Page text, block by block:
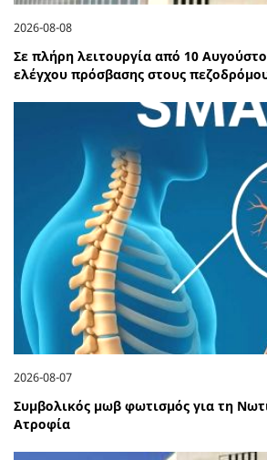
2026-08-08
Σε πλήρη λειτουργία από 10
ελέγχου πρόσβασης στους
2026-08-07
Συμβολικός μωβ φωτισμός για τη
Ατροφία